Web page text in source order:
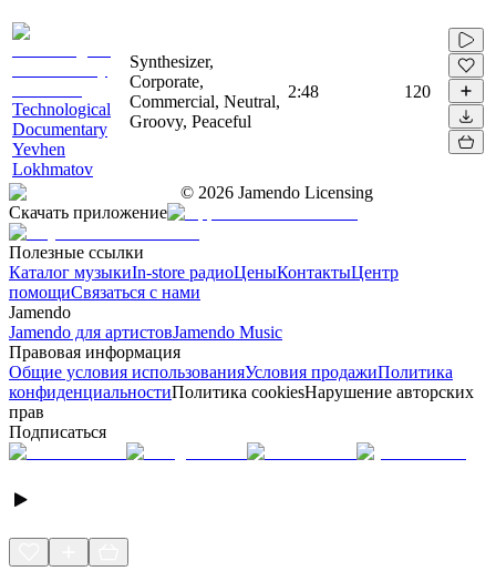
Technological
Documentary
Yevhen
Lokhmatov
Synthesizer,
Corporate,
Commercial, Neutral,
Groovy, Peaceful
2:48 120
© 2026 Jamendo Licensing
Скачать приложение
Полезные ссылки
Каталог музыкиIn-store радиоЦеныКонтактыЦентр
помощиСвязаться с нами
Jamendo
Jamendo для артистовJamendo Music
Правовая информация
Общие условия использованияУсловия продажиПолитика
конфиденциальностиПолитика cookiesНарушение авторских
прав
Подписаться